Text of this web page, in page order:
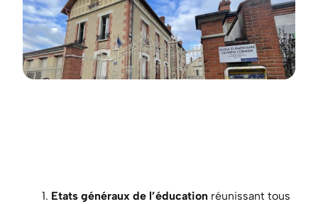
Etats généraux de l’éducation réunissant tous